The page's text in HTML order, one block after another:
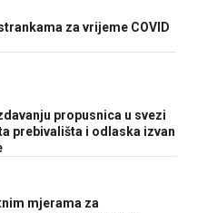
za vrijeme COVID
propusnica u svezi
prebivališta i odlaska izvan
mjerama za